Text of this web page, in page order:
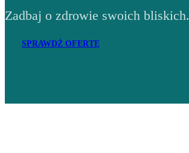
Zadbaj o zdrowie swoich bliskich.
SPRAWDŹ OFERTĘ